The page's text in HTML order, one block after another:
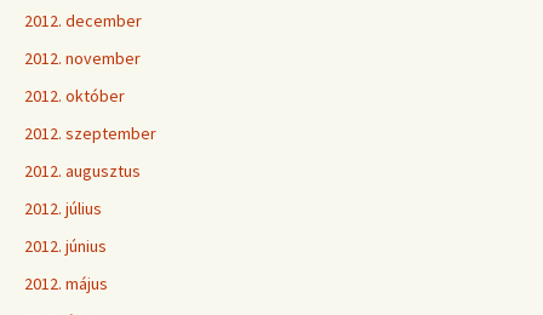
2012. december
2012. november
2012. október
2012. szeptember
2012. augusztus
2012. július
2012. június
2012. május